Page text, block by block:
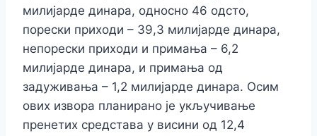
милијарде динара, односно 46 одсто,
порески приходи – 39,3 милијарде динара,
непорески приходи и примања – 6,2
милијарде динара, и примања од
задуживања – 1,2 милијарде динара. Осим
ових извора планирано је укључивање
пренетих средстава у висини од 12,4